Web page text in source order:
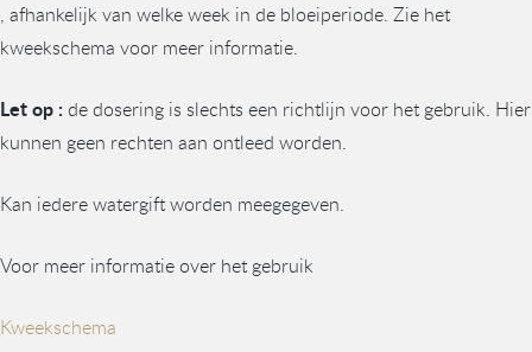
, afhankelijk van welke week in de bloeiperiode. Zie het
kweekschema voor meer informatie.
Let op : de dosering is slechts een richtlijn voor het gebruik. Hier
kunnen geen rechten aan ontleed worden.
Kan iedere watergift worden meegegeven.
Voor meer informatie over het gebruik
Kweekschema